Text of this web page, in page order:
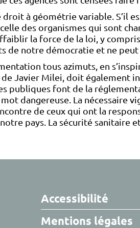
à géométrie variable. S’il
des organismes qui sont
la force de la loi, y
de notre démocratie et ne
tous azimuts, en
Javier Milei, doit également
publiques font de la
dangereuse. La nécessaire
de ceux qui ont la
pays. La sécurité sanitaire
Accessibilité
Mentions légales